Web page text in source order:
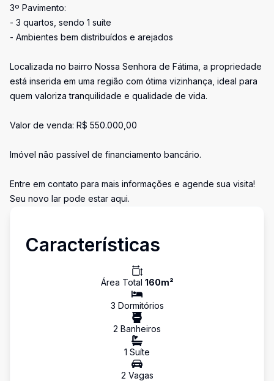
3º Pavimento:
- 3 quartos, sendo 1 suíte
- Ambientes bem distribuídos e arejados
Localizada no bairro Nossa Senhora de Fátima, a propriedade
está inserida em uma região com ótima vizinhança, ideal para
quem valoriza tranquilidade e qualidade de vida.
Valor de venda: R$ 550.000,00
Imóvel não passível de financiamento bancário.
Entre em contato para mais informações e agende sua visita!
Seu novo lar pode estar aqui.
Características
Área Total 160m²
3 Dormitórios
2 Banheiros
1 Suíte
2 Vagas